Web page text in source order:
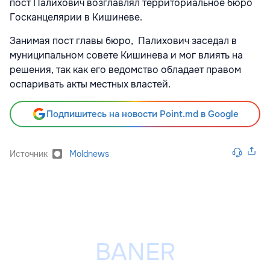
пост Палихович возглавлял территориальное бюро
Госканцелярии в Кишиневе.
Занимая пост главы бюро, Палихович заседал в
муниципальном совете Кишинева и мог влиять на
решения, так как его ведомство обладает правом
оспаривать акты местных властей.
Подпишитесь на новости Point.md в Google
Источник Moldnews